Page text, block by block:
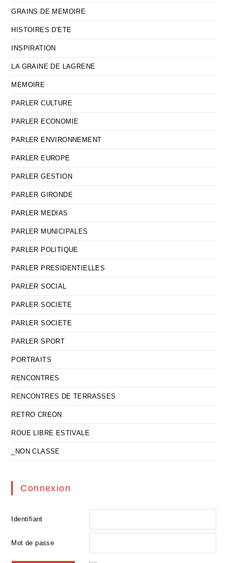
GRAINS DE MEMOIRE
HISTOIRES D'ETE
INSPIRATION
LA GRAINE DE LAGRENE
MEMOIRE
PARLER CULTURE
PARLER ECONOMIE
PARLER ENVIRONNEMENT
PARLER EUROPE
PARLER GESTION
PARLER GIRONDE
PARLER MEDIAS
PARLER MUNICIPALES
PARLER POLITIQUE
PARLER PRESIDENTIELLES
PARLER SOCIAL
PARLER SOCIETE
PARLER SOCIETE
PARLER SPORT
PORTRAITS
RENCONTRES
RENCONTRES DE TERRASSES
RETRO CREON
ROUE LIBRE ESTIVALE
_NON CLASSE
Connexion
Identifiant
Mot de passe